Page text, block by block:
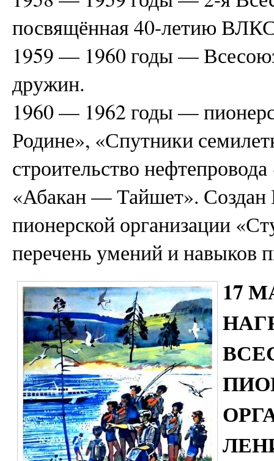
посвящённая 40-летию
1959 — 1960 годы —
дружин.
1960 — 1962 годы —
Родине», «Спутники
строительство
«Абакан — Тайшет». Создан
пионерской организации
перечень умений и навыков
17